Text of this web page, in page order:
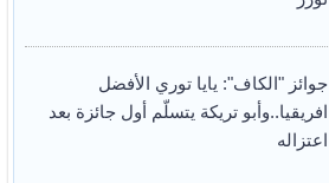
جوائز "الكاف": يايا توري الأفضل
افريقيا..وأبو تريكة يتسلّم أول جائزة بعد
اعتزاله